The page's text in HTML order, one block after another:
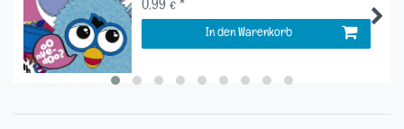
0,99 € *
In den Warenkorb